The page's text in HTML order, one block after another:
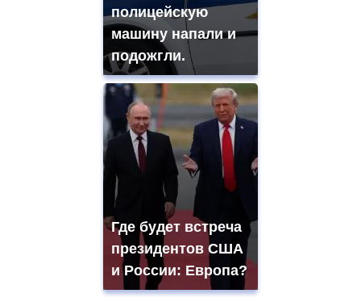
полицейскую
машину напали и
подожгли.
Где будет встреча
президентов США
и России: Европа?